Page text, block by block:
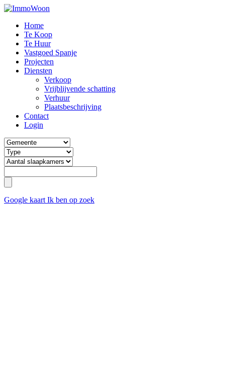
Home
Te Koop
Te Huur
Vastgoed Spanje
Projecten
Diensten
Verkoop
Vrijblijvende schatting
Verhuur
Plaatsbeschrijving
Contact
Login
Google kaart Ik ben op zoek